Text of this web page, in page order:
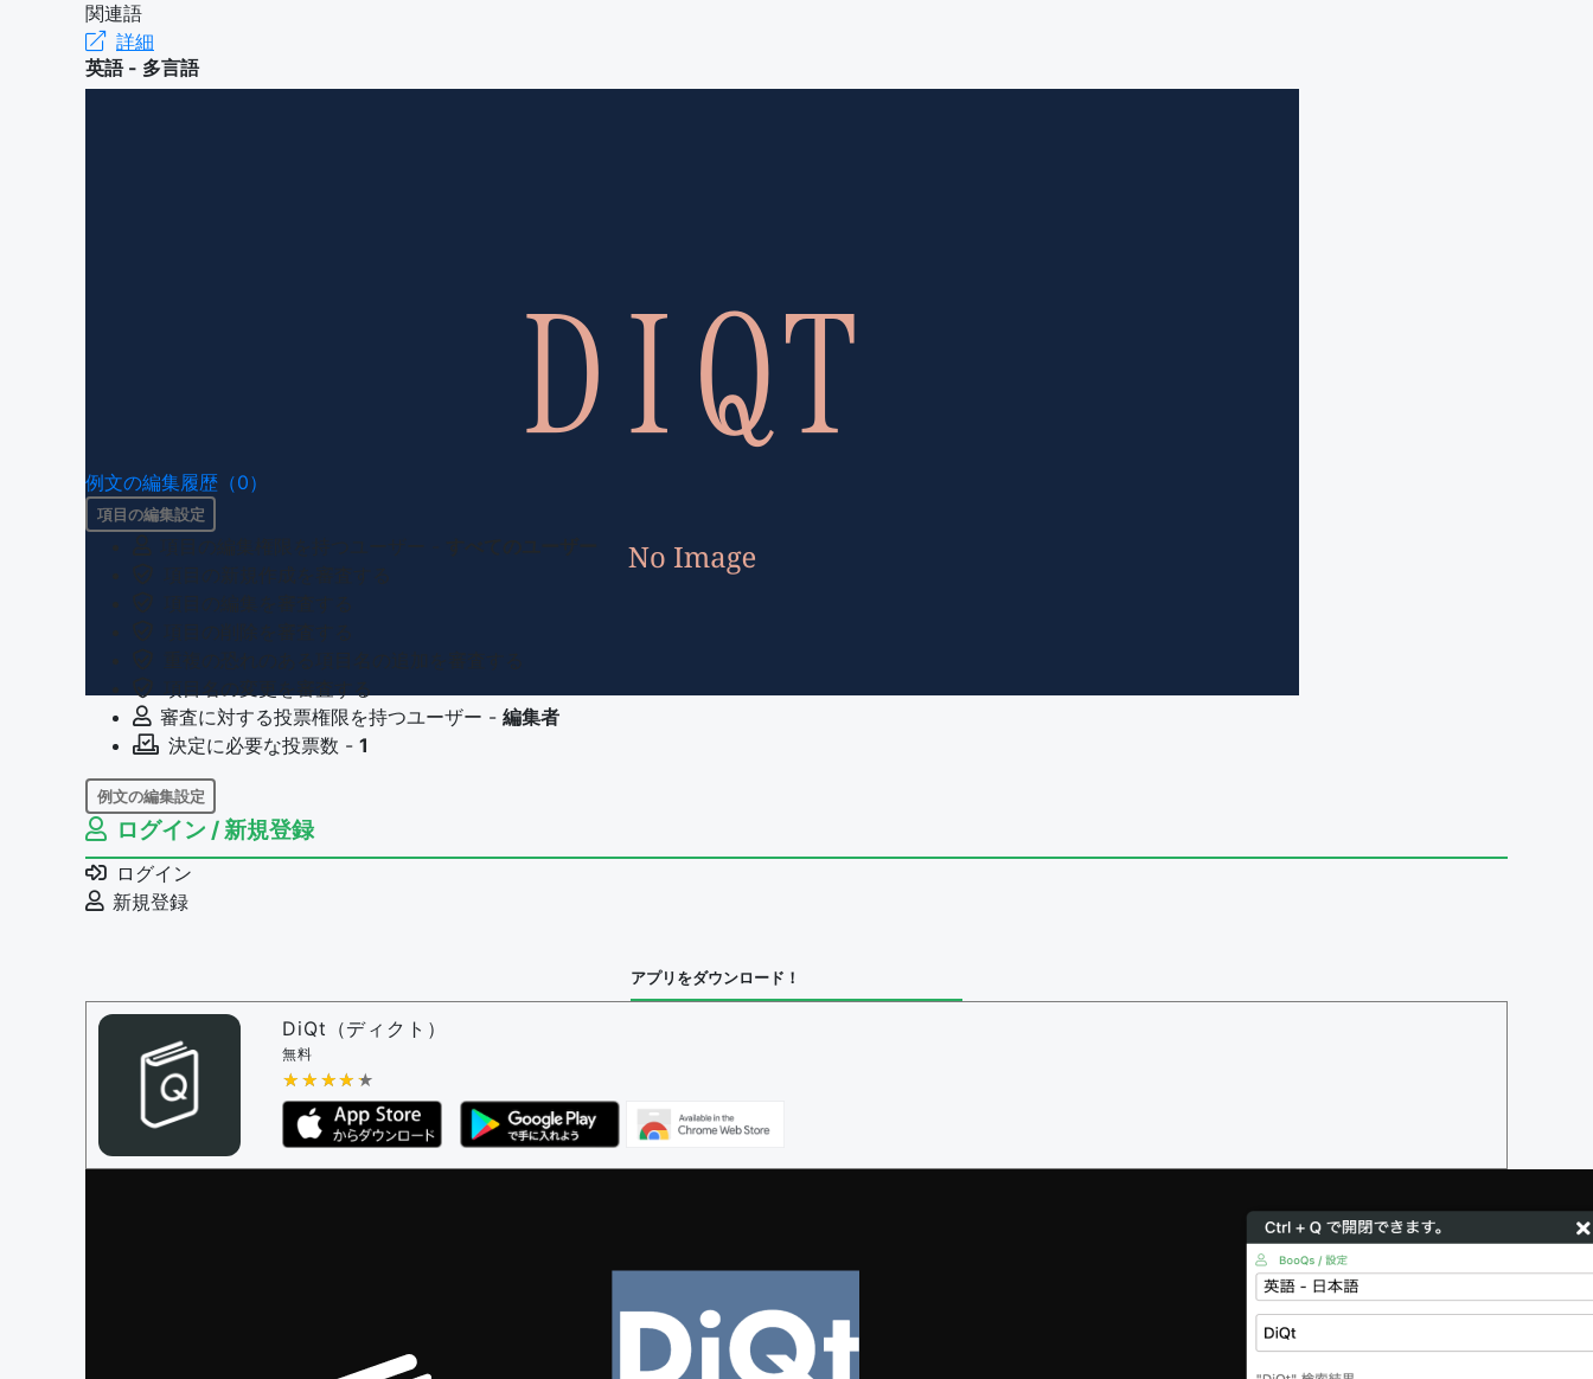
関連語
詳細
英語 - 多言語
例文の編集履歴（0）
項目の編集設定
審査に対する投票権限を持つユーザー - 編集者
決定に必要な投票数 - 1
例文の編集設定
例文の編集権限を持つユーザー -
例文の削除を審査する
審査に対する投票権限を持つユーザー -
決定に必要な投票数 -
問題の編集権限を持つユーザー -すべてのユーザー
審査に対する投票権限を持つユーザー -
決定に必要な投票数 -
編集ガイドライン
ログイン / 新規登録
ログイン
新規登録
アプリをダウンロード！
DiQt（ディクト）
無料
★★★★★
★★★★★